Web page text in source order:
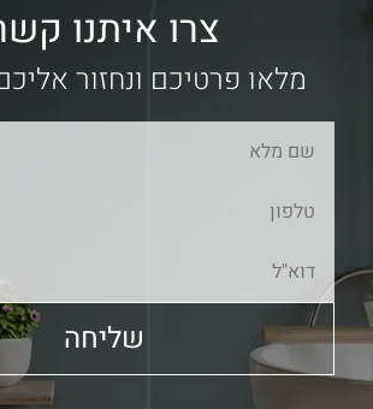
צרו איתנו
מלאו פרטיכם ונחזור
שליחה